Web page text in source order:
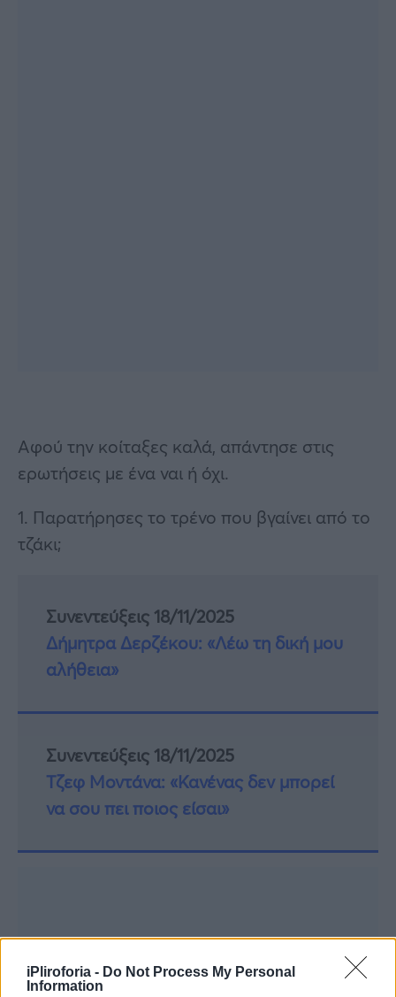
iPliroforia - Do Not Process My Personal
Information
Αφού την κοίταξες καλά, απάντησε στις
ερωτήσεις με ένα ναι ή όχι.
1. Παρατήρησες το τρένο που βγαίνει από το
τζάκι;
Συνεντεύξεις 18/11/2025
Δήμητρα Δερζέκου: «Λέω τη δική μου
αλήθεια»
Συνεντεύξεις 18/11/2025
Τζεφ Μοντάνα: «Κανένας δεν μπορεί
να σου πει ποιος είσαι»